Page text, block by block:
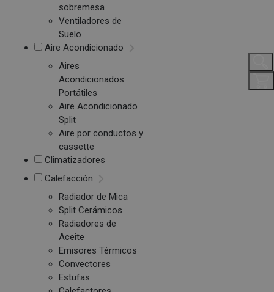
sobremesa
Ventiladores de
Suelo
Aire Acondicionado
Aires
Acondicionados
Portátiles
Aire Acondicionado
Split
Aire por conductos y
cassette
Climatizadores
Calefacción
Radiador de Mica
Split Cerámicos
Radiadores de
Aceite
Emisores Térmicos
Convectores
Estufas